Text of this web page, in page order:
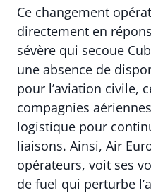
Ce changement
directement en
sévère qui secoue
une absence de
pour l’aviation civile,
compagnies
logistique pour
liaisons. Ainsi, Air
opérateurs, voit ses
de fuel qui perturbe